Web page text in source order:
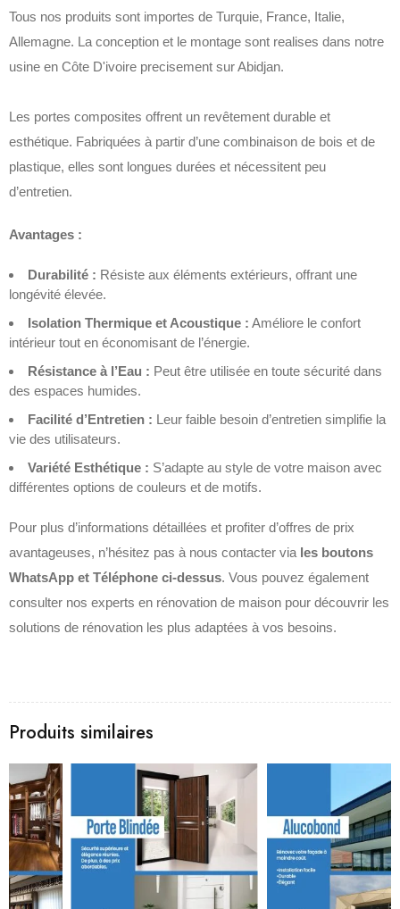
Tous nos produits sont importes de Turquie, France, Italie,
Allemagne. La conception et le montage sont realises dans notre
usine en Côte D'ivoire precisement sur Abidjan.
Les portes composites offrent un revêtement durable et
esthétique. Fabriquées à partir d’une combinaison de bois et de
plastique, elles sont longues durées et nécessitent peu
d’entretien.
Avantages :
Durabilité : Résiste aux éléments extérieurs, offrant une
longévité élevée.
Isolation Thermique et Acoustique : Améliore le confort
intérieur tout en économisant de l’énergie.
Résistance à l’Eau : Peut être utilisée en toute sécurité dans
des espaces humides.
Facilité d’Entretien : Leur faible besoin d’entretien simplifie la
vie des utilisateurs.
Variété Esthétique : S’adapte au style de votre maison avec
différentes options de couleurs et de motifs.
Pour plus d’informations détaillées et profiter d’offres de prix
avantageuses, n’hésitez pas à nous contacter via les boutons
WhatsApp et Téléphone ci-dessus. Vous pouvez également
consulter nos experts en rénovation de maison pour découvrir les
solutions de rénovation les plus adaptées à vos besoins.
Produits similaires